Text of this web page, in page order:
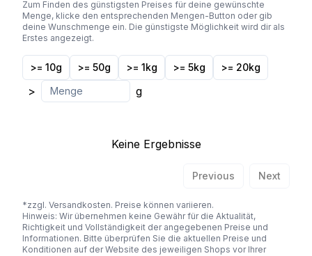
Zum Finden des günstigsten Preises für deine gewünschte
Menge, klicke den entsprechenden Mengen-Button oder gib
deine Wunschmenge ein. Die günstigste Möglichkeit wird dir als
Erstes angezeigt.
>= 10g >= 50g >= 1kg >= 5kg >= 20kg
> g
Keine Ergebnisse
Previous Next
*zzgl. Versandkosten. Preise können variieren.
Hinweis: Wir übernehmen keine Gewähr für die Aktualität,
Richtigkeit und Vollständigkeit der angegebenen Preise und
Informationen. Bitte überprüfen Sie die aktuellen Preise und
Konditionen auf der Website des jeweiligen Shops vor Ihrer